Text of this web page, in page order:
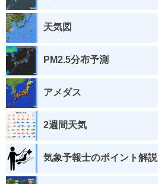
天気図
PM2.5分布予測
アメダス
2週間天気
気象予報士のポイント解説